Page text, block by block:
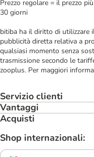
Prezzo regolare = il prezzo
30 giorni
bitiba ha il diritto di utilizzare
pubblicità diretta relativa a
qualsiasi momento senza
trasmissione secondo le
zooplus. Per maggiori
Servizio clienti
Vantaggi
Acquisti
Shop internazionali: